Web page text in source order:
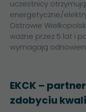
uczestnicy
energetyczne/
Ostrowie
ważne przez 5 lat i
wymagają
EKCK –
zdobyciu